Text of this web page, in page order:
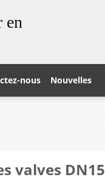
en
nous Nouvelles
valves